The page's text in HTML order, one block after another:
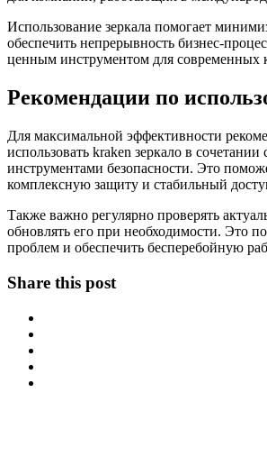
Использование зеркала помогает
обеспечить непрерывность бизнес-
ценным инструментом для современных
Рекомендации по
Для максимальной эффективности
использовать kraken зеркало в сочетании
инструментами безопасности. Это
комплексную защиту и стабильный
Также важно регулярно проверять
обновлять его при необходимости. Это
проблем и обеспечить бесперебойную
Share this post